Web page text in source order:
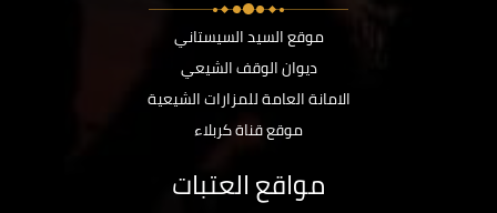
موقع السيد السيستاني
ديوان الوقف الشيعي
الامانة العامة للمزارات الشيعية
موقع قناة كربلاء
مواقع العتبات